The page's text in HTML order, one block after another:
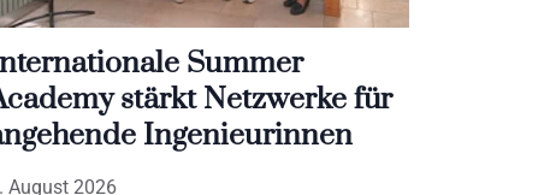
Summer
stärkt Netzwerke für
Ingenieurinnen
August 2026